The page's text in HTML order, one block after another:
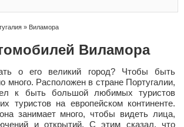
» Виламора
Виламора
о его великий город? Чтобы быть
много. Расположен в стране Португалии,
к быть большой любимых туристов
туристов на европейском континенте.
занимает много, чтобы видеть лица,
и открытий. С этим сказал, что